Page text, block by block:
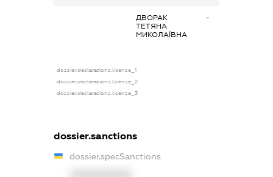
ДВОРАК
ТЕТЯНА
МИКОЛАЇВНА
-
dossier.declarations.license_1
dossier.declarations.license_2
dossier.declarations.license_3
dossier.sanctions
dossier.specSanctions